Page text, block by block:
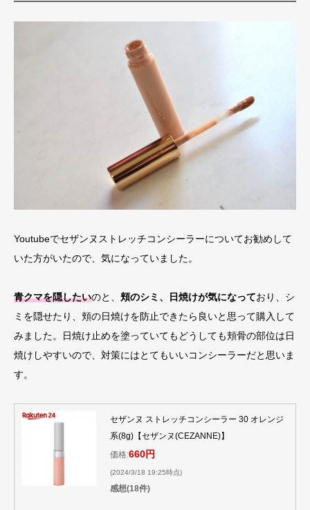
Youtubeでセザンヌストレッチコンシーラーについてお勧めして
いた方がいたので、気になっていました。
​青​クマを隠したいのと、 頬のシミ、日焼けが気になっており、シ
ミを隠せたり、頬の日焼けを防止できたら良いと思って購入して
みました。日焼け止めを塗っていてもどうしても頬骨の部位は日
焼けしやすいので、対策にはとてもいいコンシーラーだと思いま
す。
セザンヌ ストレッチコンシーラー 30 オレンジ
系(8g)【セザンヌ(CEZANNE)】
価格:660円
(2024/3/18 19:25時点)
感想(18件)